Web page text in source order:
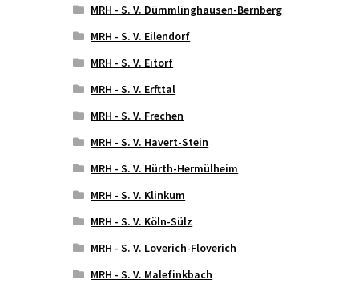
MRH - S. V. Dümmlinghausen-Bernberg
MRH - S. V. Eilendorf
MRH - S. V. Eitorf
MRH - S. V. Erfttal
MRH - S. V. Frechen
MRH - S. V. Havert-Stein
MRH - S. V. Hürth-Hermülheim
MRH - S. V. Klinkum
MRH - S. V. Köln-Sülz
MRH - S. V. Loverich-Floverich
MRH - S. V. Malefinkbach